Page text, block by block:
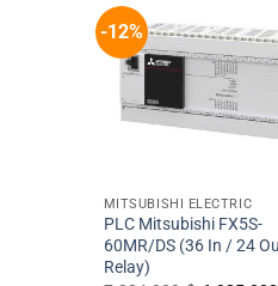
-12%
MITSUBISHI ELECTRIC
PLC Mitsubishi FX5S-
60MR/DS (36 In / 24
Relay)